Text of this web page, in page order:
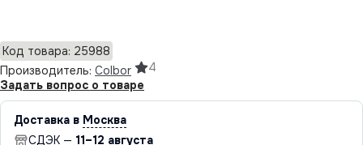
Код товара: 25988
Производитель: Colbor
4
Задать вопрос о товаре
Доставка в Москва
СДЭК — 11–12 августа